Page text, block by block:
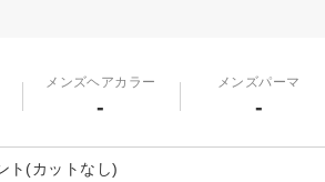
メンズヘアカラー
-
メンズパーマ
-
ト(カットなし)